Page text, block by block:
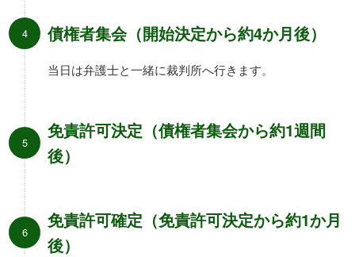
債権者集会（開始決定から約4か月後）
当日は弁護士と一緒に裁判所へ行きます。
免責許可決定（債権者集会から約1週間
後）
免責許可確定（免責許可決定から約1か月
後）